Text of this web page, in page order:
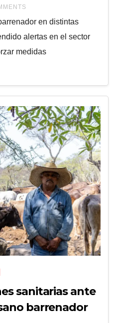
en distintas
alertas en el sector
medidas
sanitarias ante
barrenador